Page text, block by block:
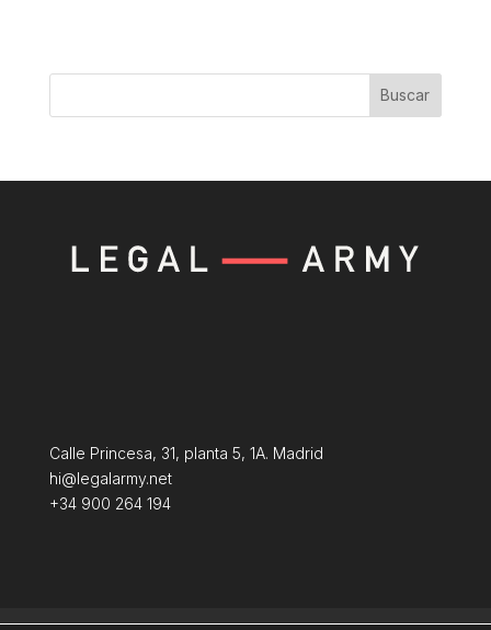
Buscar
Calle Princesa, 31, planta 5, 1A. Madrid
hi@legalarmy.net
+34 900 264 194